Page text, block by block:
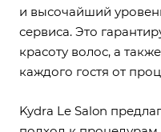
и высочайший
сервиса. Это
красоту волос, а
каждого гостя от
Kydra Le Salon